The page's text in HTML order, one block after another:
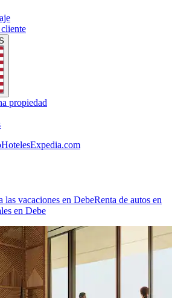
propiedad
HotelesExpedia.com
las vacaciones en DebeRenta de autos en
en Debe